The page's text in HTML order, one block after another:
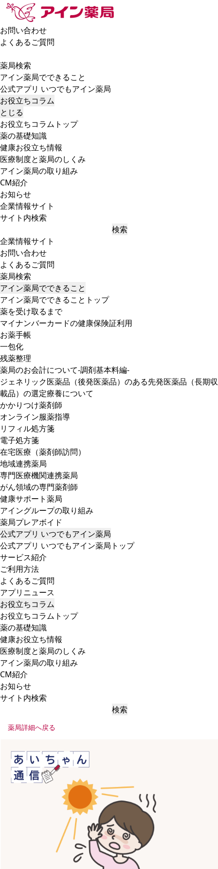
お問い合わせ
よくあるご質問
薬局検索
アイン薬局でできること
公式アプリ いつでもアイン薬局
お役立ちコラム
とじる
お役立ちコラムトップ
薬の基礎知識
健康お役立ち情報
医療制度と薬局のしくみ
アイン薬局の取り組み
CM紹介
お知らせ
企業情報サイト
サイト内検索
検索
企業情報サイト
お問い合わせ
よくあるご質問
薬局検索
アイン薬局でできること
アイン薬局でできることトップ
薬を受け取るまで
マイナンバーカードの健康保険証利用
お薬手帳
一包化
残薬整理
薬局のお会計について-調剤基本料編-
ジェネリック医薬品（後発医薬品）のある先発医薬品（長期収
載品）の選定療養について
かかりつけ薬剤師
オンライン服薬指導
リフィル処方箋
電子処方箋
在宅医療（薬剤師訪問）
地域連携薬局
専門医療機関連携薬局
がん領域の専門薬剤師
健康サポート薬局
アイングループの取り組み
薬局プレアボイド
公式アプリ いつでもアイン薬局
公式アプリ いつでもアイン薬局トップ
サービス紹介
ご利用方法
よくあるご質問
アプリニュース
お役立ちコラム
お役立ちコラムトップ
薬の基礎知識
健康お役立ち情報
医療制度と薬局のしくみ
アイン薬局の取り組み
CM紹介
お知らせ
サイト内検索
検索
薬局詳細へ戻る